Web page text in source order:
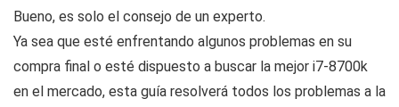
Bueno, es solo el consejo de un experto.
Ya sea que esté enfrentando algunos problemas en su
compra final o esté dispuesto a buscar la mejor i7-8700k
en el mercado, esta guía resolverá todos los problemas a la